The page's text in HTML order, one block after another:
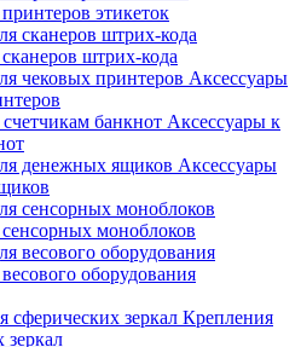
этикеток
штрих-кода
Аксессуары
Аксессуары к
Аксессуары
моноблоков
оборудования
Крепления
зеркал